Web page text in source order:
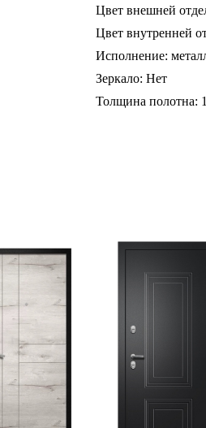
Цвет внешней
Цвет внутренней
Исполнение:
Зеркало: Нет
Толщина полотна: